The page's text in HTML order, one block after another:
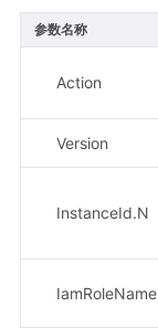
参数名称
Action
Version
InstanceId.N
IamRoleName